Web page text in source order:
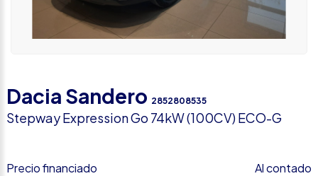
Dacia Sandero 2852808535
Stepway Expression Go 74kW (100CV) ECO-G
Precio financiado Al contado